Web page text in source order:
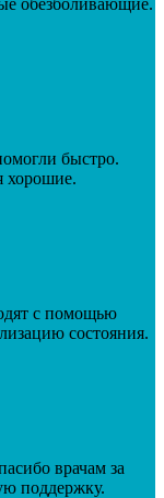
быстро.
хорошие.
с помощью
состояния.
врачам за
поддержку.